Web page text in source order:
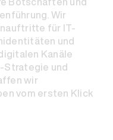
Wir
für IT-
und
Kanäle
Strategie und
wir
vom ersten Klick